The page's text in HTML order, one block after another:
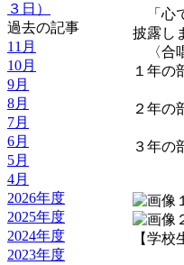
３日）
過去の記事
11月
10月
9月
8月
7月
6月
5月
4月
2026年度
2025年度
2024年度
2023年度
「心
披露し
〈合
１年
優
２年
優
３年
優秀
【学校